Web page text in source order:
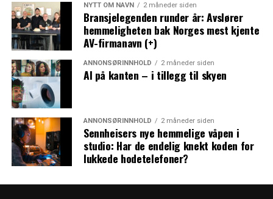
NYTT OM NAVN 2 måneder siden
Bransjelegenden runder år: Avslører
hemmeligheten bak Norges mest kjente
AV-firmanavn (+)
ANNONSØRINNHOLD 2 måneder siden
AI på kanten – i tillegg til skyen
ANNONSØRINNHOLD 2 måneder siden
Sennheisers nye hemmelige våpen i
studio: Har de endelig knekt koden for
lukkede hodetelefoner?